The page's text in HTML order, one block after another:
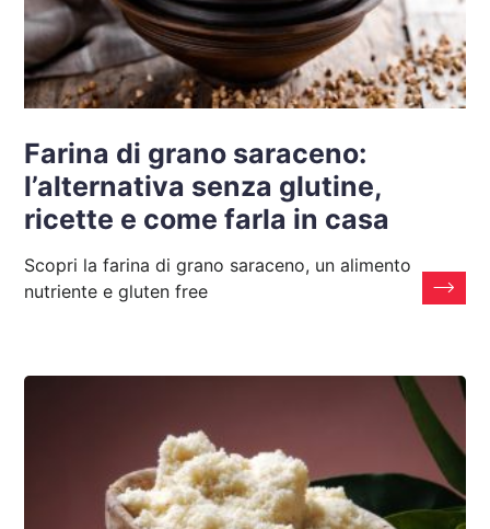
Farina di grano saraceno:
l’alternativa senza glutine,
ricette e come farla in casa
Scopri la farina di grano saraceno, un alimento
nutriente e gluten free